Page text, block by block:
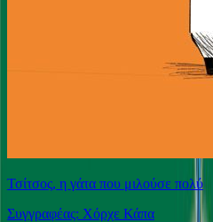
Τσίτσος, η γάτα που μιλούσε πολύ
Συγγραφέας: Χόρχε Κάπα